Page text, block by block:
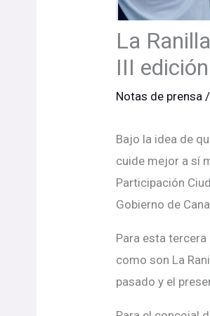
La
III
Notas de prensa /
Bajo la idea de
cuide mejor a sí
Participación
Gobierno de
Para esta
como son La
pasado y el